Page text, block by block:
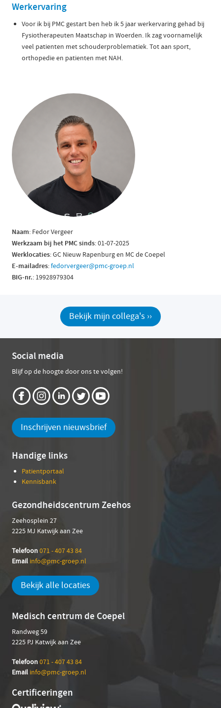
Werkervaring
Voor ik bij PMC gestart ben heb ik 5 jaar werkervaring gehad bij
Fysiotherapeuten Maatschap in Woerden. Ik zag voornamelijk
veel patienten met schouderproblematiek. Tot aan sport,
orthopedie en patienten met NAH.
Naam: Fedor Vergeer
Werkzaam bij het PMC sinds: 01-07-2025
Werklocaties: GC Nieuw Rapenburg en MC de Coepel
E-mailadres:fedorvergeer@pmc-groep.nl
BIG-nr.: 19928979304
Bekijk mijn collega's ››
Social media
Blijf op de hoogte door ons te volgen!
Inschrijven nieuwsbrief
Handige links
Patientportaal
Kennisbank
Gezondheidscentrum Zeehos
Zeehosplein 27
2225 MJ Katwijk aan Zee
Telefoon071 - 407 43 84
Email info@pmc-groep.nl
Bekijk alle locaties
Medisch centrum de Coepel
Randweg 59
2225 PJ Katwijk aan Zee
Telefoon071 - 407 43 84
Email info@pmc-groep.nl
Certificeringen